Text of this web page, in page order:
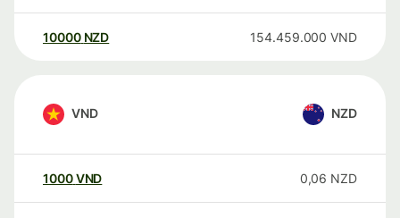
10000 NZD 154.459.000 VND
VND NZD
1000VND 0,06 NZD